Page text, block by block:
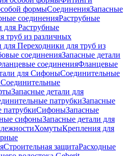
формыСоединенияЗапасные
соединенияРаструбные
для Раструбные
труб из различных
для Переходники для труб из
соединенияЗапасные детали
соединенияФланцевые
для СифоныСоединительные
Запасные детали для
патрубкиЗапасные
патрубкиСифоныЗапасные
сифоныЗапасные детали для
ХомутыКрепления для
Строительная защитаРасходные